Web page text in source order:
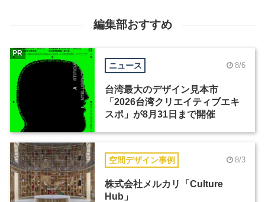
編集部おすすめ
ニュース 8/6
台湾最大のデザイン見本市
「2026台湾クリエイティブエキ
スポ」が8月31日まで開催
PR
空間デザイン事例 8/3
株式会社メルカリ「Culture
Hub」